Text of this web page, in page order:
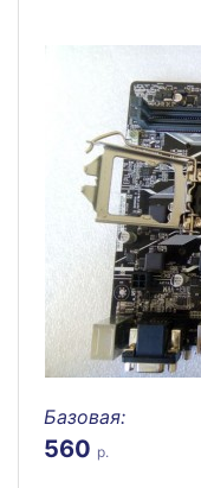
Базовая:
560 р.